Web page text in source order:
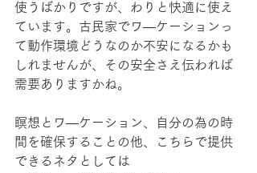
使うばかりですが、わりと快適に使え
ています。古民家でワ―ケーションっ
て動作環境どうなのか不安になるかも
しれませんが、その安全さえ伝われば
需要ありますかね。
瞑想とワ―ケーション、自分の為の時
間を確保することの他、こちらで提供
できるネタとしては